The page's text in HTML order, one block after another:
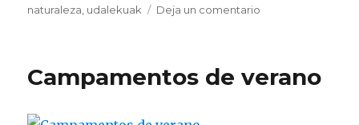
naturaleza udalekuak Deja un comentario
2024
Campamentos de verano